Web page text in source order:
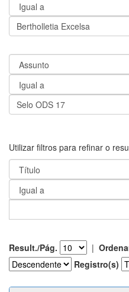
Utilizar filtros para refinar o
Result./Pág. |
Registro(s)